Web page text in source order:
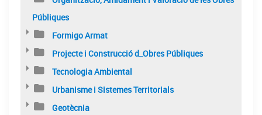
Públiques
Formigo Armat
Projecte i Construcció d_Obres Públiques
Tecnologia Ambiental
Urbanisme i Sistemes Territorials
Geotècnia